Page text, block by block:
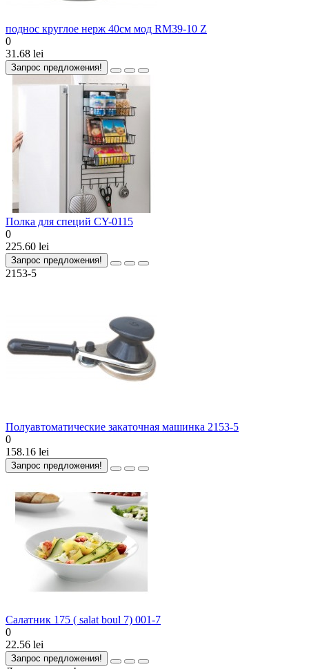
поднос круглое нерж 40см мод RM39-10 Z
0
31.68 lei
Запрос предложения!
Полка для специй CY-0115
0
225.60 lei
Запрос предложения!
2153-5
Полуавтоматические закаточная машинка 2153-5
0
158.16 lei
Запрос предложения!
Салатник 175 ( salat boul 7) 001-7
0
22.56 lei
Запрос предложения!